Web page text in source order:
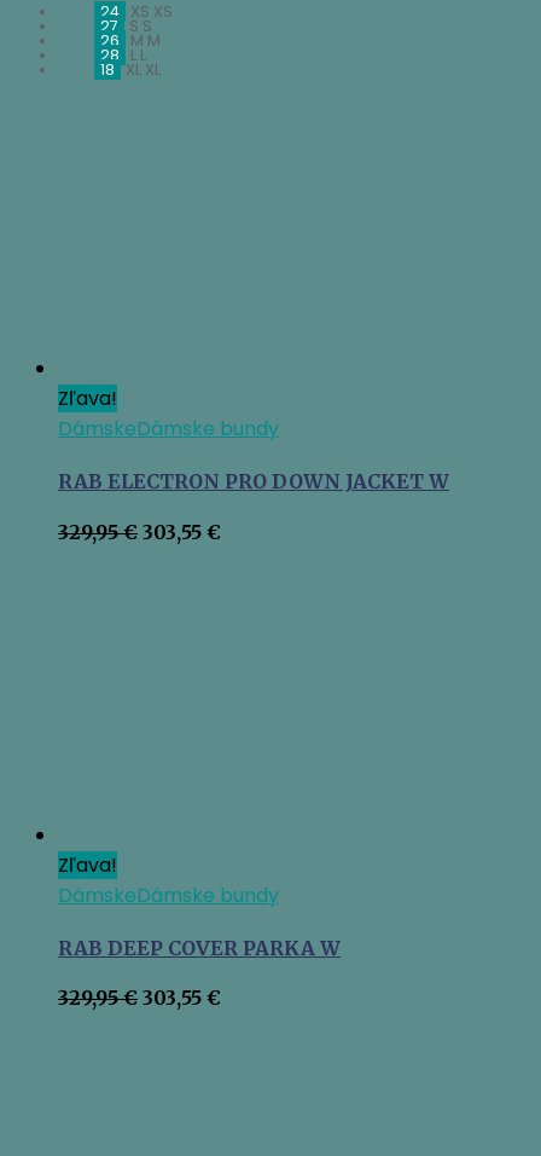
24 XS XS
27 S S
26 M M
28 L L
18 XL XL
Zľava!
DámskeDámske bundy
RAB ELECTRON PRO DOWN JACKET W
329,95€ Pôvodná
303,55 €
Zľava!
DámskeDámske bundy
RAB DEEP COVER PARKA W
329,95€ Pôvodná
303,55 €